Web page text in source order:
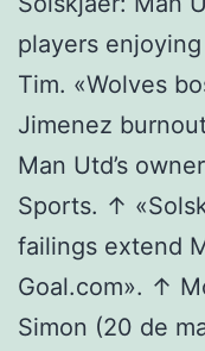
players
Tim. «Wolves
Jimenez
Man Utd’s
Sports. ↑
failings extend
Goal.com». ↑
Simon (20 de